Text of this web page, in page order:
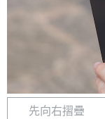
先向右摺疊